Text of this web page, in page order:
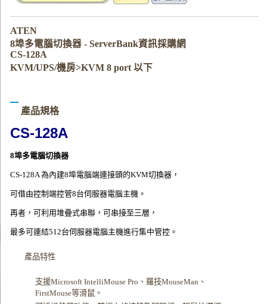
ATEN
8埠多電腦切換器 - ServerBank資訊採購網
CS-128A
KVM/UPS/機房>KVM 8 port 以下
產品規格
CS-128A
8埠多電腦切換器
CS-128A 為內建8埠電腦端連接頭的KVM切換器，
可借由控制端控管8台伺服器電腦主機。
再者，可利用堆疊式串聯，可串接至三層，
最多可連結512台伺服器電腦主機進行集中管控。
產品特性
支援Microsoft IntelliMouse Pro、羅技MouseMan、
FirstMouse等滑鼠。